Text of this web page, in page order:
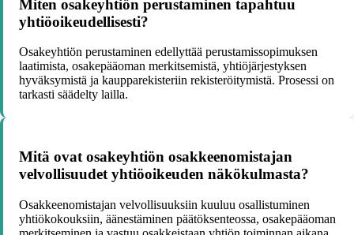
Miten osakeyhtiön perustaminen tapahtuu
yhtiöoikeudellisesti?
Osakeyhtiön perustaminen edellyttää perustamissopimuksen
laatimista, osakepääoman merkitsemistä, yhtiöjärjestyksen
hyväksymistä ja kaupparekisteriin rekisteröitymistä. Prosessi on
tarkasti säädelty lailla.
Mitä ovat osakeyhtiön osakkeenomistajan
velvollisuudet yhtiöoikeuden näkökulmasta?
Osakkeenomistajan velvollisuuksiin kuuluu osallistuminen
yhtiökokouksiin, äänestäminen päätöksenteossa, osakepääoman